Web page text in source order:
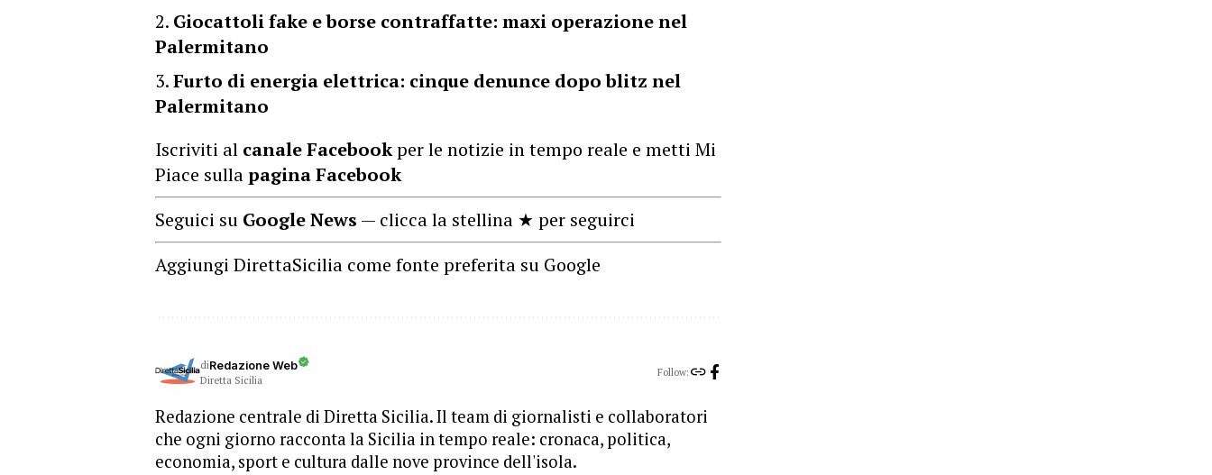
Giocattoli fake e borse contraffatte: maxi operazione nel
Palermitano
Furto di energia elettrica: cinque denunce dopo blitz nel
Palermitano
Iscriviti al canale Facebookper le notizie in tempo reale e metti Mi
Piace sullapagina Facebook
Seguici su Google News — clicca la stellina ★ per seguirci
Aggiungi DirettaSicilia come fonte preferita su Google
diRedazione Web
Diretta Sicilia
Follow:
Redazione centrale di Diretta Sicilia. Il team di giornalisti e collaboratori
che ogni giorno racconta la Sicilia in tempo reale: cronaca, politica,
economia, sport e cultura dalle nove province dell'isola.